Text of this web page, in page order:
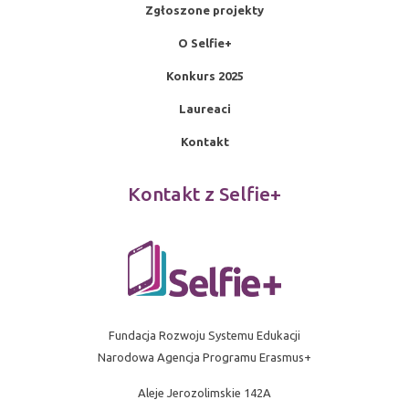
Zgłoszone projekty
O Selfie+
Konkurs 2025
Laureaci
Kontakt
Kontakt z Selfie+
Fundacja Rozwoju Systemu Edukacji
Narodowa Agencja Programu Erasmus+
Aleje Jerozolimskie 142A